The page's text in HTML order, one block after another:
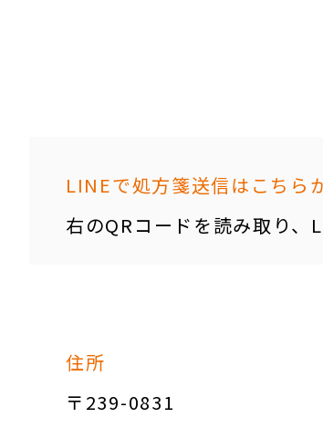
LINEで処方箋送信はこちら
右のQRコードを読み取り、
住所
〒239-0831